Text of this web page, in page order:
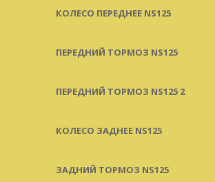
КОЛЕСО ПЕРЕДНЕЕ NS125
ПЕРЕДНИЙ ТОРМОЗ NS125
ПЕРЕДНИЙ ТОРМОЗ NS125 2
КОЛЕСО ЗАДНЕЕ NS125
ЗАДНИЙ ТОРМОЗ NS125